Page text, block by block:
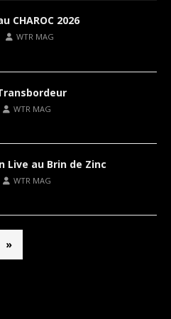
CHAROC 2026
WTR MAG
WTR MAG
Live au Brin de Zinc
WTR MAG
»